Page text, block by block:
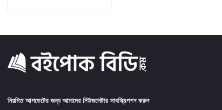
নিয়মিত আপডেটের জন্য আমাদের নিউজলেটার সাবস্ক্রিপশন করুন